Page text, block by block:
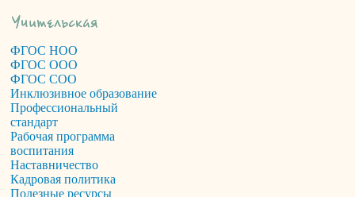
ФГОС НОО
ФГОС ООО
ФГОС СОО
Инклюзивное образование
Профессиональный
стандарт
Рабочая программа
воспитания
Наставничество
Кадровая политика
Полезные ресурсы